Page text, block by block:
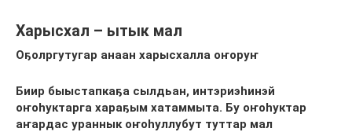
Харысхал – ытык мал
Оҕолргутугар анаан харысхалла оҥоруҥ
Биир быыстапкаҕа сылдьан, интэриэһинэй
оҥоһуктарга хараҕым хатаммыта. Бу оҥоһуктар
аҥардас ураннык оҥоһуллубут туттар мал